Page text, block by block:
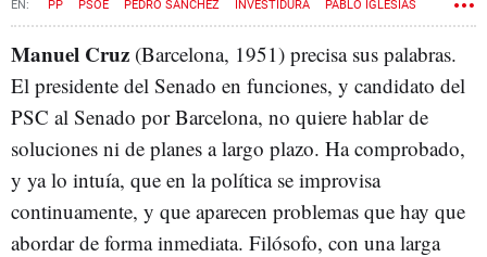
PP PSOE PEDRO SÁNCHEZ INVESTIDURA PABLO IGLESIAS
Manuel Cruz (Barcelona, 1951) precisa sus palabras.
El presidente del Senado en funciones, y candidato del
PSC al Senado por Barcelona, no quiere hablar de
soluciones ni de planes a largo plazo. Ha comprobado,
y ya lo intuía, que en la política se improvisa
continuamente, y que aparecen problemas que hay que
abordar de forma inmediata. Filósofo, con una larga